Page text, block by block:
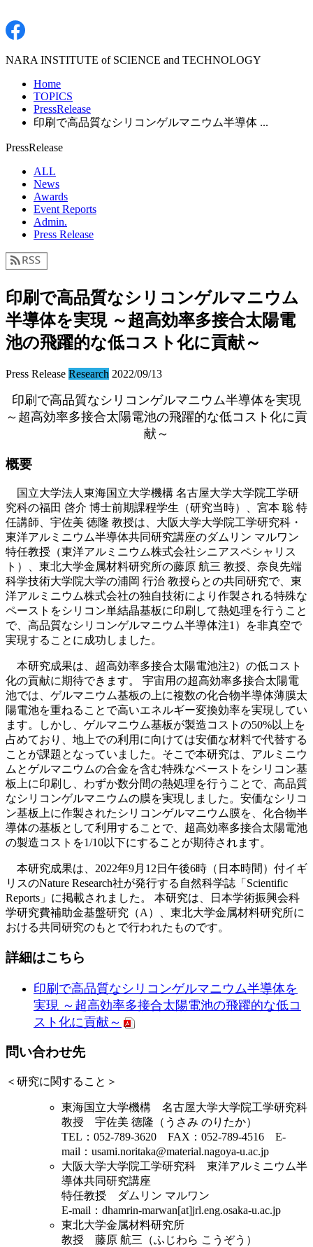
NARA INSTITUTE of SCIENCE and TECHNOLOGY
Home
TOPICS
PressRelease
印刷で高品質なシリコンゲルマニウム半導体 ...
PressRelease
ALL
News
Awards
Event Reports
Admin.
Press Release
印刷で高品質なシリコンゲルマニウム
半導体を実現 ～超高効率多接合太陽電
池の飛躍的な低コスト化に貢献～
Press Release Research 2022/09/13
印刷で高品質なシリコンゲルマニウム半導体を実現
～超高効率多接合太陽電池の飛躍的な低コスト化に貢
献～
概要
国立大学法人東海国立大学機構 名古屋大学大学院工学研
究科の福田 啓介 博士前期課程学生（研究当時）、宮本 聡 特
任講師、宇佐美 徳隆 教授は、大阪大学大学院工学研究科・
東洋アルミニウム半導体共同研究講座のダムリン マルワン
特任教授（東洋アルミニウム株式会社シニアスペシャリス
ト）、東北大学金属材料研究所の藤原 航三 教授、奈良先端
科学技術大学院大学の浦岡 行治 教授らとの共同研究で、東
洋アルミニウム株式会社の独自技術により作製される特殊な
ペーストをシリコン単結晶基板に印刷して熱処理を行うこと
で、高品質なシリコンゲルマニウム半導体注1）を非真空で
実現することに成功しました。
本研究成果は、超高効率多接合太陽電池注2）の低コスト
化の貢献に期待できます。 宇宙用の超高効率多接合太陽電
池では、ゲルマニウム基板の上に複数の化合物半導体薄膜太
陽電池を重ねることで高いエネルギー変換効率を実現してい
ます。しかし、ゲルマニウム基板が製造コストの50%以上を
占めており、地上での利用に向けては安価な材料で代替する
ことが課題となっていました。そこで本研究は、アルミニウ
ムとゲルマニウムの合金を含む特殊なペーストをシリコン基
板上に印刷し、わずか数分間の熱処理を行うことで、高品質
なシリコンゲルマニウムの膜を実現しました。安価なシリコ
ン基板上に作製されたシリコンゲルマニウム膜を、化合物半
導体の基板として利用することで、超高効率多接合太陽電池
の製造コストを1/10以下にすることが期待されます。
本研究成果は、2022年9月12日午後6時（日本時間）付イギ
リスのNature Research社が発行する自然科学誌「Scientific
Reports」に掲載されました。 本研究は、日本学術振興会科
学研究費補助金基盤研究（A）、東北大学金属材料研究所に
おける共同研究のもとで行われたものです。
詳細はこちら
印刷で高品質なシリコンゲルマニウム半導体を
実現 ～超高効率多接合太陽電池の飛躍的な低コ
スト化に貢献～
問い合わせ先
＜ 研究に関すること ＞
東海国立大学機構 名古屋大学大学院工学研究科
教授 宇佐美 徳隆（うさみ のりたか）
TEL：052-789-3620 FAX：052-789-4516 E-
mail：usami.noritaka@material.nagoya-u.ac.jp
大阪大学大学院工学研究科 東洋アルミニウム半
導体共同研究講座
特任教授 ダムリン マルワン
E-mail：dhamrin-marwan[at]jrl.eng.osaka-u.ac.jp
東北大学金属材料研究所
教授 藤原 航三（ふじわら こうぞう）